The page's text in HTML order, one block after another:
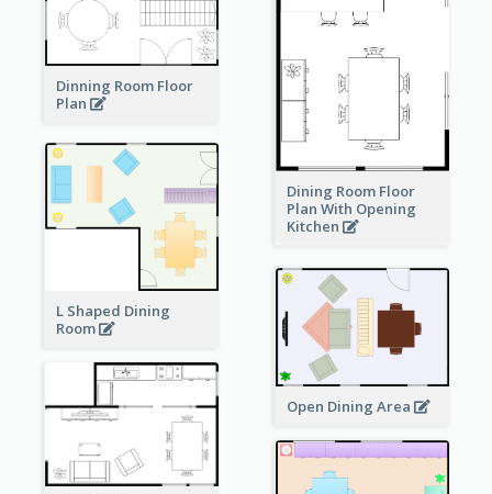
Dining Room Floor
Plan With Opening
Kitchen
Dinning Room Floor
Plan
L Shaped Dining
Room
Open Dining Area